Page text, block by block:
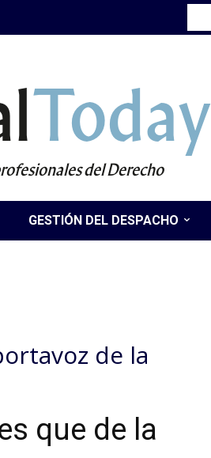
Today
del Derecho
GESTIÓN DEL DESPACHO
de la
que de la